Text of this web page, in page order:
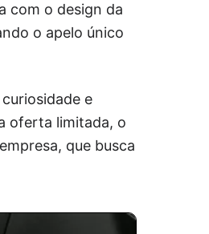
com o design da
o apelo único
e
oferta limitada, o
que busca